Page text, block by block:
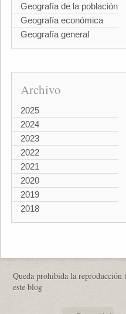
Geografía de la población
Geografía económica
Geografía general
Archivo
2025
2024
2023
2022
2021
2020
2019
2018
Queda prohibida la
este blog